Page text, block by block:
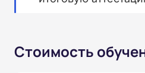
Стоимость